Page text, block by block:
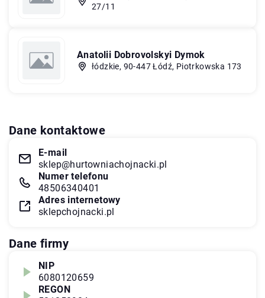
27/11
Anatolii Dobrovolskyi Dymok
łódzkie, 90-447 Łódź, Piotrkowska 173
Dane kontaktowe
E-mail
sklep@hurtowniachojnacki.pl
Numer telefonu
48506340401
Adres internetowy
sklepchojnacki.pl
Dane firmy
NIP
6080120659
REGON